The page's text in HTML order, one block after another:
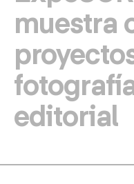
muestra
editorial